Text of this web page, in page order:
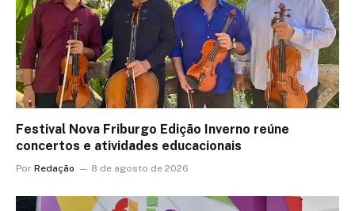
Festival Nova Friburgo Edição Inverno reúne
concertos e atividades educacionais
Por Redação 8 de agosto de 2026